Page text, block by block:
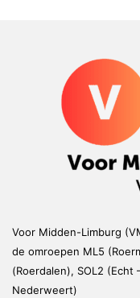
Voor Midden-Limburg
de omroepen ML5
(Roerdalen), SOL2
Nederweert)